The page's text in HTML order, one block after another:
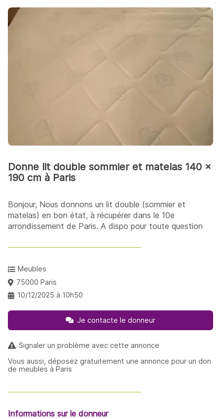
Donne lit double sommier et matelas 140 x
190 cm à Paris
Bonjour, Nous donnons un lit double (sommier et
matelas) en bon état, à récupérer dans le 10e
arrondissement de Paris. A dispo pour toute question
Meubles
75000 Paris
10/12/2025 à 10h50
Je contacte le donneur
Signaler un problème avec cette annonce
Vous aussi, déposez gratuitement une annonce pour un don
de meubles à Paris
Informations sur le donneur